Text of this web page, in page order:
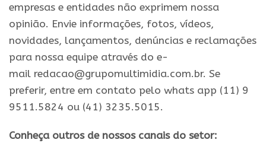
empresas e entidades não exprimem nossa
opinião. Envie informações, fotos, vídeos,
novidades, lançamentos, denúncias e reclamações
para nossa equipe através do e-
mail redacao@grupomultimidia.com.br. Se
preferir, entre em contato pelo whats app (11) 9
9511.5824 ou (41) 3235.5015.
Conheça outros de nossos canais do setor: